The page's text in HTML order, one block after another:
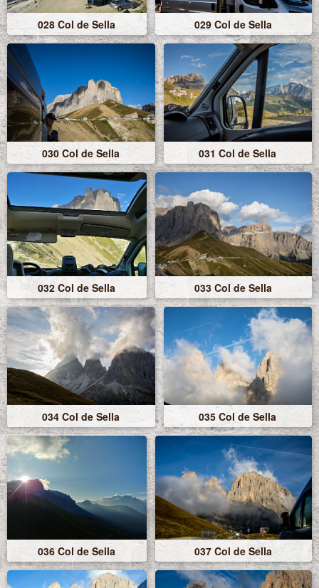
028 Col de Sella 029 Col de Sella
030 Col de Sella 031 Col de Sella
032 Col de Sella 033 Col de Sella
034 Col de Sella 035 Col de Sella
036 Col de Sella 037 Col de Sella